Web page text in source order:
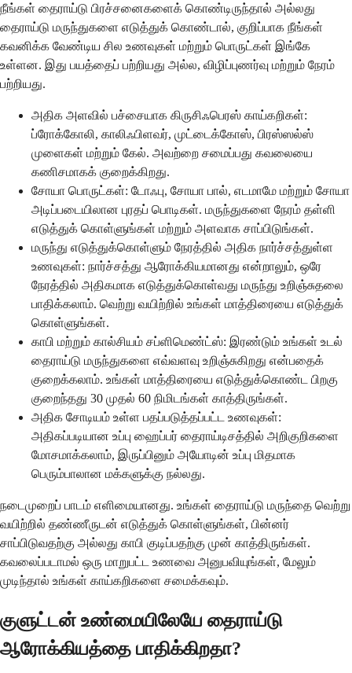
நீங்கள் தைராய்டு பிரச்சனைகளைக் கொண்டிருந்தால் அல்லது
தைராய்டு மருந்துகளை எடுத்துக் கொண்டால், குறிப்பாக நீங்கள்
கவனிக்க வேண்டிய சில உணவுகள் மற்றும் பொருட்கள் இங்கே
உள்ளன. இது பயத்தைப் பற்றியது அல்ல, விழிப்புணர்வு மற்றும் நேரம்
பற்றியது.
அதிக அளவில் பச்சையாக கிருசிஃபெரஸ் காய்கறிகள்:
ப்ரோக்கோலி, காலிஃபிளவர், முட்டைக்கோஸ், பிரஸ்ஸல்ஸ்
முளைகள் மற்றும் கேல். அவற்றை சமைப்பது கவலையை
கணிசமாகக் குறைக்கிறது.
சோயா பொருட்கள்: டோஃபு, சோயா பால், எடமாமே மற்றும் சோயா
அடிப்படையிலான புரதப் பொடிகள். மருந்துகளை நேரம் தள்ளி
எடுத்துக் கொள்ளுங்கள் மற்றும் அளவாக சாப்பிடுங்கள்.
மருந்து எடுத்துக்கொள்ளும் நேரத்தில் அதிக நார்ச்சத்துள்ள
உணவுகள்: நார்ச்சத்து ஆரோக்கியமானது என்றாலும், ஒரே
நேரத்தில் அதிகமாக எடுத்துக்கொள்வது மருந்து உறிஞ்சுதலை
பாதிக்கலாம். வெற்று வயிற்றில் உங்கள் மாத்திரையை எடுத்துக்
கொள்ளுங்கள்.
காபி மற்றும் கால்சியம் சப்ளிமெண்ட்ஸ்: இரண்டும் உங்கள் உடல்
தைராய்டு மருந்துகளை எவ்வளவு உறிஞ்சுகிறது என்பதைக்
குறைக்கலாம். உங்கள் மாத்திரையை எடுத்துக்கொண்ட பிறகு
குறைந்தது 30 முதல் 60 நிமிடங்கள் காத்திருங்கள்.
அதிக சோடியம் உள்ள பதப்படுத்தப்பட்ட உணவுகள்:
அதிகப்படியான உப்பு ஹைப்பர் தைராய்டிசத்தில் அறிகுறிகளை
மோசமாக்கலாம், இருப்பினும் அயோடின் உப்பு மிதமாக
பெரும்பாலான மக்களுக்கு நல்லது.
நடைமுறைப் பாடம் எளிமையானது. உங்கள் தைராய்டு மருந்தை வெற்று
வயிற்றில் தண்ணீருடன் எடுத்துக் கொள்ளுங்கள், பின்னர்
சாப்பிடுவதற்கு அல்லது காபி குடிப்பதற்கு முன் காத்திருங்கள்.
கவலைப்படாமல் ஒரு மாறுபட்ட உணவை அனுபவியுங்கள், மேலும்
முடிந்தால் உங்கள் காய்கறிகளை சமைக்கவும்.
குளுட்டன் உண்மையிலேயே தைராய்டு
ஆரோக்கியத்தை பாதிக்கிறதா?